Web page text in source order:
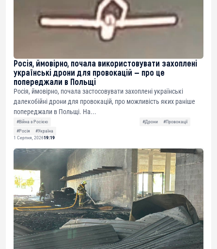
Росія, ймовірно, почала використовувати захоплені
українські дрони для провокацій — про це
попереджали в Польщі
Росія, ймовірно, почала застосовувати захоплені українські
далекобійні дрони для провокацій, про можливість яких раніше
попереджали в Польщі. На...
#Війна з Росією #Дрони
#Провокації
#Росія
#Україна
1 Серпня, 202619:19